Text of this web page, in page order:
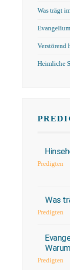
Was trägt
Verstörend
Heimliche
Predigten
Was
Predigten
Predigten